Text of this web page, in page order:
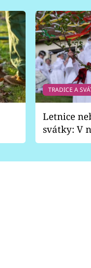
TRADICE A
Letnice
svátky: V
pondělí